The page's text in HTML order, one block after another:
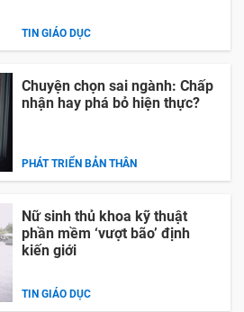
TIN GIÁO DỤC
Chuyện chọn sai ngành: Chấp
nhận hay phá bỏ hiện thực?
PHÁT TRIỂN BẢN THÂN
Nữ sinh thủ khoa kỹ thuật
phần mềm ‘vượt bão’ định
kiến giới
TIN GIÁO DỤC